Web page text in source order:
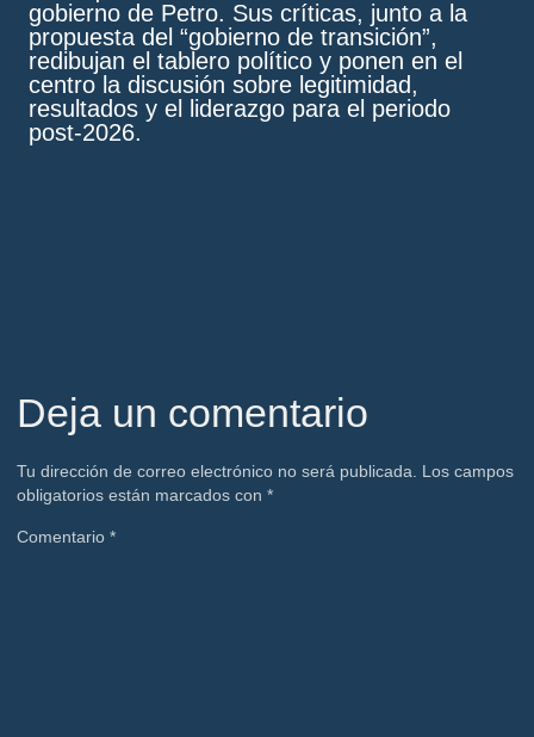
gobierno de Petro. Sus críticas, junto a la
propuesta del “gobierno de transición”,
redibujan el tablero político y ponen en el
centro la discusión sobre legitimidad,
resultados y el liderazgo para el periodo
post-2026.
Deja un comentario
Tu dirección de correo electrónico no será publicada.
Los campos
obligatorios están marcados con*
Comentario*